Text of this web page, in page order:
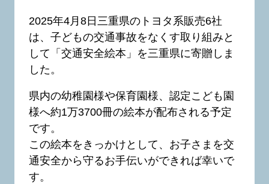
2025年4月8日三重県のトヨタ系販売6社
は、子どもの交通事故をなくす取り組みと
して「交通安全絵本」を三重県に寄贈しま
した。
県内の幼稚園様や保育園様、認定こども園
様へ約1万3700冊の絵本が配布される予定
です。
この絵本をきっかけとして、お子さまを交
通安全から守るお手伝いができれば幸いで
す。